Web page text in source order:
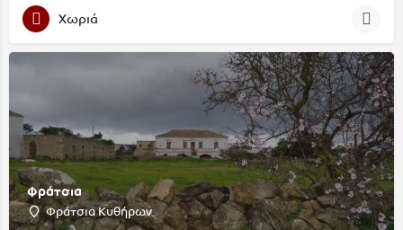
Χωριά
Φράτσια
Φράτσια Κυθήρων